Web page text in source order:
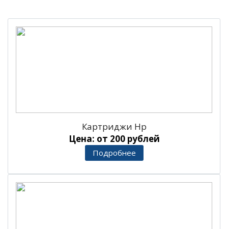
Картриджи Hp
Цена: от 200 рублей
Подробнее